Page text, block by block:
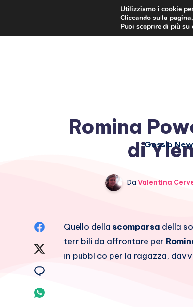
Gossip
Romina
di
Da Valentina
Condividi
Quello della scomparsa della
terribili da affrontare per
in pubblico per la ragazza,
Utilizziamo i cookie
Cliccando sulla
Puoi scoprire di più